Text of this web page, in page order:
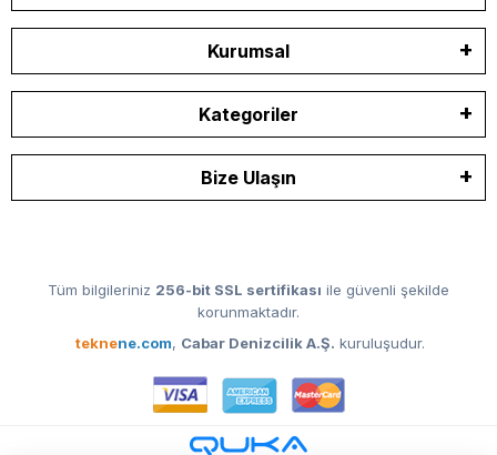
Kurumsal
Kategoriler
Bize Ulaşın
Tüm bilgileriniz 256-bit SSL sertifikası ile güvenli şekilde
korunmaktadır.
teknene.com, Cabar Denizcilik A.Ş. kuruluşudur.